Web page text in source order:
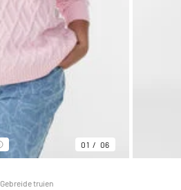
01 06
Gebreide truien